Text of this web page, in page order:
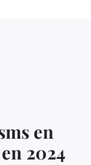
en
2024